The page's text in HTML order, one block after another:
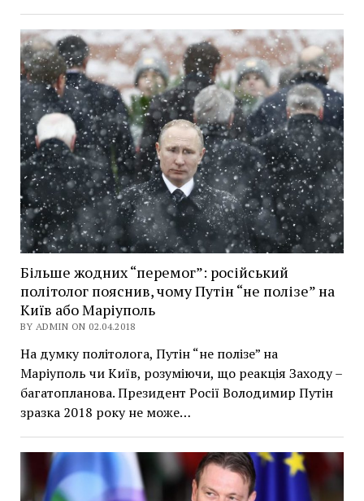
Більше жодних “перемог”: російський
політолог пояснив, чому Путін “не полізе” на
Київ або Маріуполь
BY ADMIN ON 02.04.2018
На думку політолога, Путін “не полізе” на
Маріуполь чи Київ, розуміючи, що реакція Заходу –
багатопланова. Президент Росії Володимир Путін
зразка 2018 року не може…